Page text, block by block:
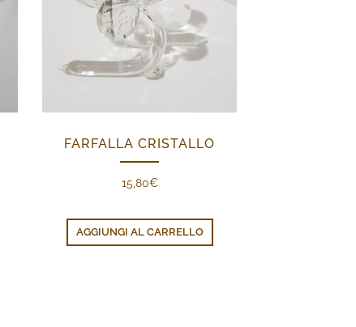
FARFALLA CRISTALLO
15,80€
AGGIUNGI AL CARRELLO